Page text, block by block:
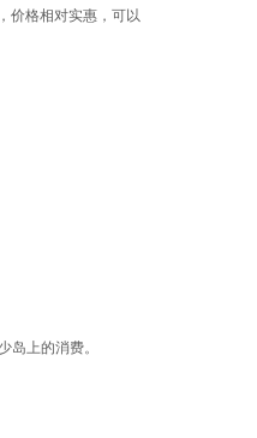
价格相对实惠，可以
岛上的消费。